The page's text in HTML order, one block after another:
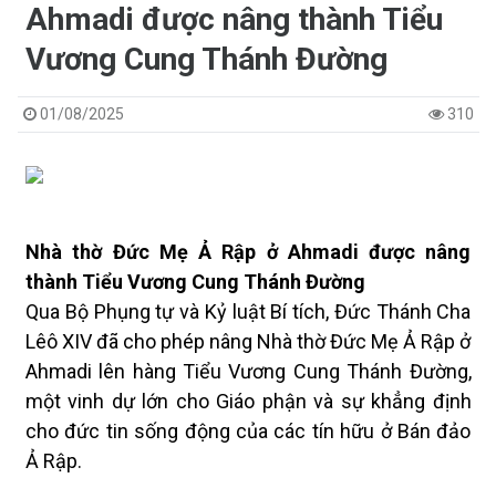
Ahmadi được nâng thành Tiểu
Vương Cung Thánh Đường
01/08/2025 310
Nhà thờ Đức Mẹ Ả Rập ở Ahmadi được nâng
thành Tiểu Vương Cung Thánh Đường
Qua Bộ Phụng tự và Kỷ luật Bí tích, Đức Thánh Cha
Lêô XIV đã cho phép nâng Nhà thờ Đức Mẹ Ả Rập ở
Ahmadi lên hàng Tiểu Vương Cung Thánh Đường,
một vinh dự lớn cho Giáo phận và sự khẳng định
cho đức tin sống động của các tín hữu ở Bán đảo
Ả Rập.